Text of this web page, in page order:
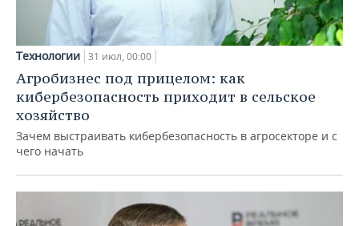
Технологии 31 июл, 00:00
Агробизнес под прицелом: как
кибербезопасность приходит в сельское
хозяйство
Зачем выстраивать кибербезопасность в агросекторе и с
чего начать